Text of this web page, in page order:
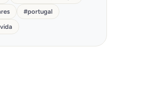
#portugal